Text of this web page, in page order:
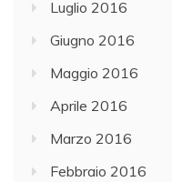
Luglio 2016
Giugno 2016
Maggio 2016
Aprile 2016
Marzo 2016
Febbraio 2016